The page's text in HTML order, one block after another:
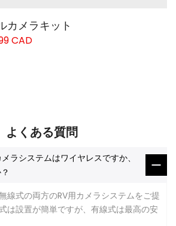
カメラキット
CAD
よくある質問
ラシステムはワイヤレスですか、
線式の両方のRV用カメラシステムをご提
は設置が簡単ですが、有線式は最高の安